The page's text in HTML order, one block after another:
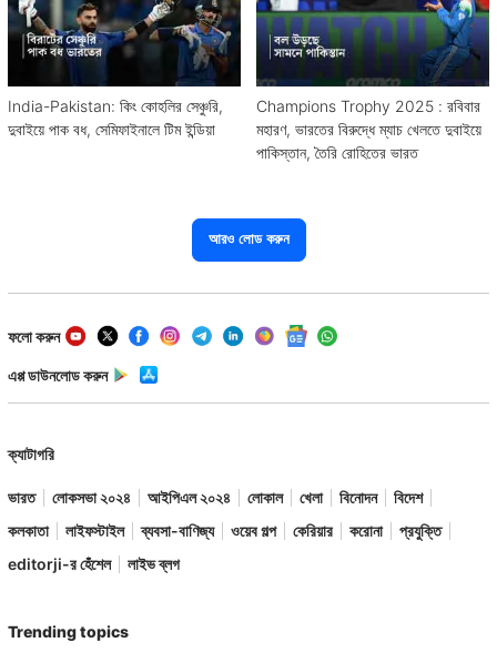
India-Pakistan: কিং কোহলির সেঞ্চুরি,
দুবাইয়ে পাক বধ, সেমিফাইনালে টিম ইন্ডিয়া
Champions Trophy 2025 : রবিবার
মহারণ, ভারতের বিরুদ্ধে ম্যাচ খেলতে দুবাইয়ে
পাকিস্তান, তৈরি রোহিতের ভারত
আরও লোড করুন
ফলো করুন
এপ্প ডাউনলোড করুন
ক্যাটাগরি
ভারত লোকসভা ২০২৪ আইপিএল ২০২৪ লোকাল খেলা বিনোদন
বিদেশ
কলকাতা
লাইফস্টাইল ব্যবসা-বাণিজ্য ওয়েব গল্প কেরিয়ার করোনা
প্রযুক্তি
editorji-র হেঁশেল
লাইভ ব্লগ
Trending topics